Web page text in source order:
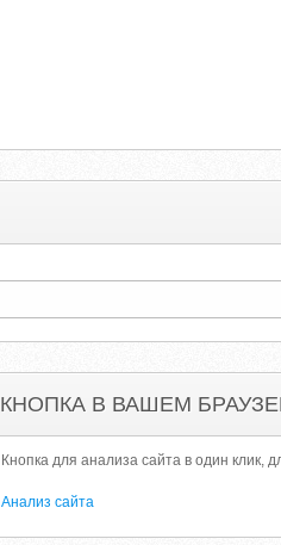
КНОПКА В ВАШЕМ
Кнопка для анализа сайта в один клик,
Анализ сайта